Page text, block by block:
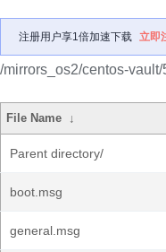
注册用户享1倍加速下载 立即
/mirrors_os2/centos-
File Name ↓
Parent directory/
boot.msg
general.msg